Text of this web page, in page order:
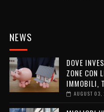
NEWS
DOVE
ZONE CON
IMMOBILI,
AUGUST